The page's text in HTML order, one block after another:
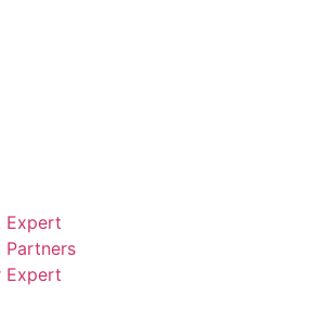
Expert
Partners
Expert